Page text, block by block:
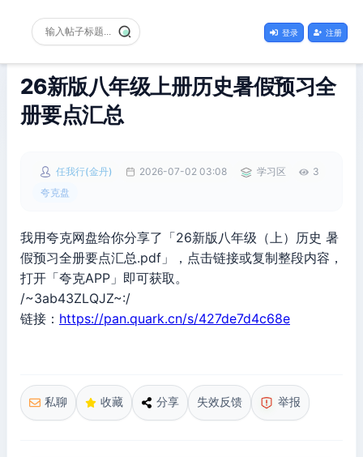
登录 注册
26新版八年级上册历史暑假预习全
册要点汇总
任我行(金丹) 2026-07-02 03:08 学习区
3
夸克盘
我用夸克网盘给你分享了「26新版八年级（上）历史 暑
假预习全册要点汇总.pdf」，点击链接或复制整段内容，
打开「夸克APP」即可获取。
/~3ab43ZLQJZ~:/
链接： https://pan.quark.cn/s/427de7d4c68e
私聊 收藏 分享 失效反馈 举报